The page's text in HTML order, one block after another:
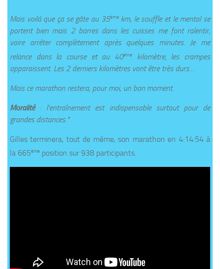
Mais voilà que ça se gâte au 35èmekm, le souffle et le mental se
portent bien mais 2 barres dans les cuisses me font ralentir,
voire arrêter complètement après quelques minutes. Je me
relance dans la course et au 40ème
kilomètre, les crampes
apparaissent. Les 2 derniers kilomètres vont être très durs…
Mais ce marathon restera, pour moi, un bon moment.
Moralité: l'entraînement est indispensable surtout pour de
grandes distances."
Gilles terminera, tout de même, son marathon en 4:14:54 à
la 665ème position sur 938 participants.